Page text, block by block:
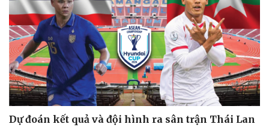
Du lịch
Tư vấn
Săn Tour
check-in
Podcast
Câu chuyện thời sự
Đọc truyện đêm khuya
Cửa sổ tình yêu
Kể chuyện cho bé
Hạt giống tâm hồn
Dự đoán kết quả và đội hình ra sân trận Thái Lan